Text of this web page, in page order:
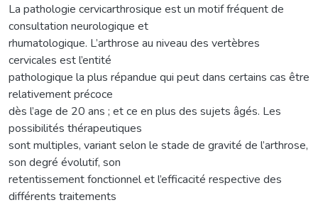
La pathologie cervicarthrosique est un motif fréquent de
consultation neurologique et
rhumatologique. L’arthrose au niveau des vertèbres
cervicales est l’entité
pathologique la plus répandue qui peut dans certains cas être
relativement précoce
dès l’age de 20 ans ; et ce en plus des sujets âgés. Les
possibilités thérapeutiques
sont multiples, variant selon le stade de gravité de l’arthrose,
son degré évolutif, son
retentissement fonctionnel et l’efficacité respective des
différents traitements